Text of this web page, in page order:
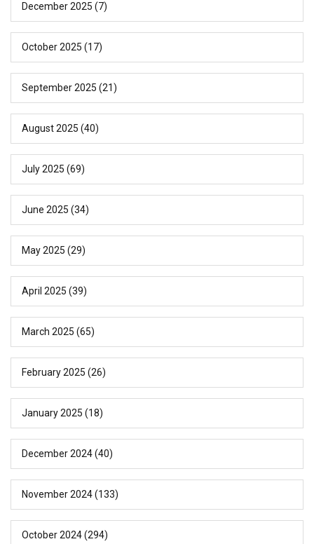
December 2025 (7)
October 2025 (17)
September 2025 (21)
August 2025 (40)
July 2025 (69)
June 2025 (34)
May 2025 (29)
April 2025 (39)
March 2025 (65)
February 2025 (26)
January 2025 (18)
December 2024(40)
November 2024(133)
October 2024(294)